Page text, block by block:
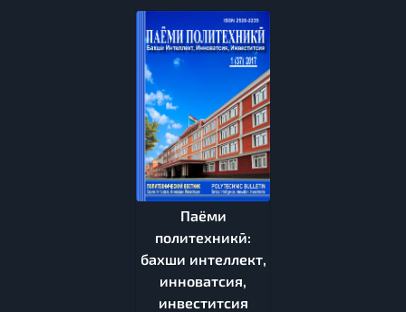
Паёми
политехникӣ:
бахши интеллект,
инноватсия,
инвеститсия